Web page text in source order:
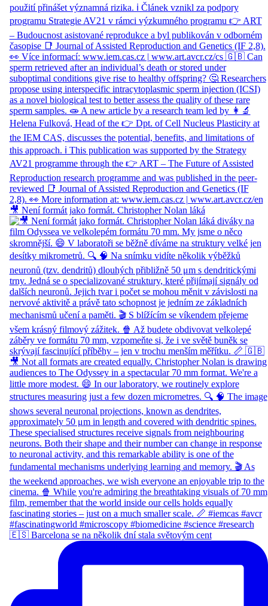
🎥 Není formát jako formát. Christopher Nolan láká
🇪🇸 Barcelona se na několik dní stala světovým cent